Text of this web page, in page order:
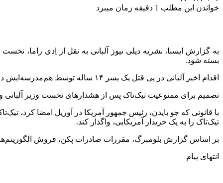
خواندن این مطلب 1 دقیقه زمان میبرد
بسته شود.
اقدام اخیر آلبانی در پی قتل یک پسر ۱۴ ساله توسط هم‌مدرسه‌ایش در ماه گذشته و ارسال تصاویر مربوط در اسنپ چت، صورت می‌گیرد که اعتراضات عمومی را در سراسر این کشور برانگیخت.
تصمیم برای ممنوعیت تیک‌تاک پس از هشدارهای نخست وزیر آلبانی
با قانونی که جو بایدن، رئیس جمهور آمریکا در آوریل امضا
تیک‌تاک را به یک خریدار آمریکایی، واگذار کند.
بر اساس گزارش بلومبرگ، مقررات صادرات پکن، فروش
انتهای پیام